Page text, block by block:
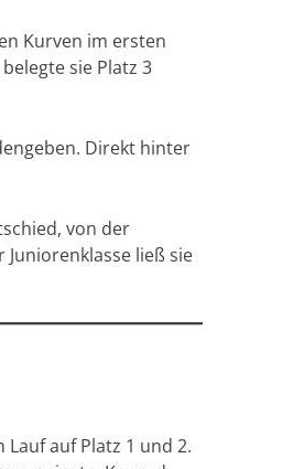
Kurven im ersten
sie Platz 3
Direkt hinter
von der
ließ sie
auf Platz 1 und 2.